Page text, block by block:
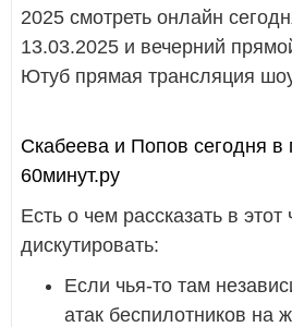
2025 смотреть онлайн
13.03.2025 и вечерний
Ютуб прямая трансляция
Скабеева и Попов сегодня в
60минут.ру
Есть о чем рассказать в этот
дискутировать:
Если чья-то там
атак беспилотников на